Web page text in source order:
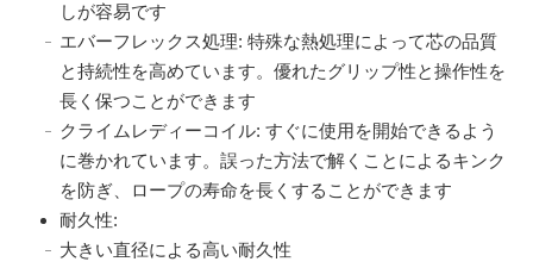
しが容易です
エバーフレックス処理: 特殊な熱処理によって芯の品質
と持続性を高めています。優れたグリップ性と操作性を
長く保つことができます
クライムレディーコイル: すぐに使用を開始できるよう
に巻かれています。誤った方法で解くことによるキンク
を防ぎ、ロープの寿命を長くすることができます
耐久性:
大きい直径による高い耐久性